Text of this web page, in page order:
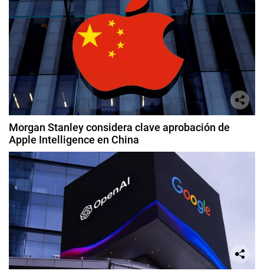
Morgan Stanley considera clave aprobación de
Apple Intelligence en China